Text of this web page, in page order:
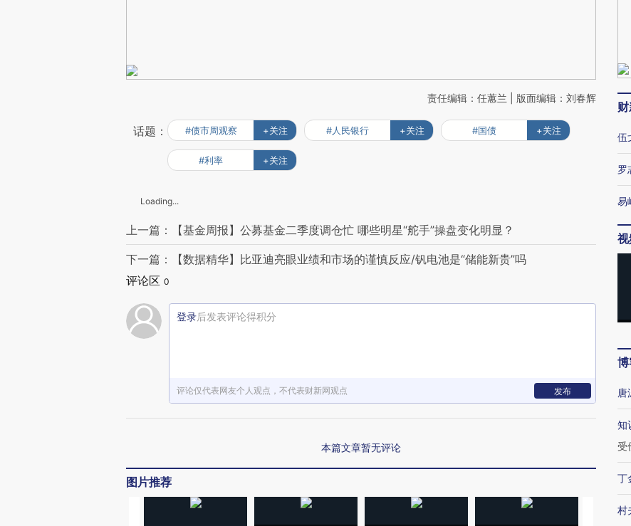
责任编辑：任蕙兰 | 版面编辑：刘春辉
话题： #债市周观察 +关注 #人民银行 +关注 #国债 +关注
#利率 +关注
Loading...
上一篇：【基金周报】公募基金二季度调仓忙 哪些明星“舵手”操盘变化明显？
下一篇：【数据精华】比亚迪亮眼业绩和市场的谨慎反应/钒电池是“储能新贵”吗
评论区 0
登录后发表评论得积分
评论仅代表网友个人观点，不代表财新网观点 发布
本篇文章暂无评论
图片推荐
伍
罗
易
唐
知
受
丁
村